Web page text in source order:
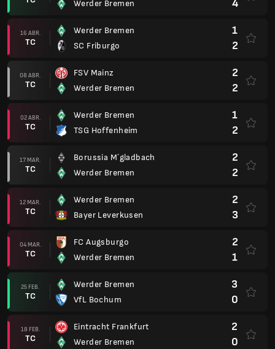
Werder Bremen
4
16 ABR.
TC
Werder Bremen
SC Friburgo
1
2
08 ABR.
TC
FSV Mainz
Werder Bremen
2
2
02 ABR.
TC
Werder Bremen
TSG Hoffenheim
1
2
17 MAR.
TC
Borussia M´gladbach
Werder Bremen
2
2
12 MAR.
TC
Werder Bremen
Bayer Leverkusen
2
3
04 MAR.
TC
FC Augsburgo
Werder Bremen
2
1
25 FEB.
TC
Werder Bremen
VfL Bochum
3
0
18 FEB.
TC
Eintracht Frankfurt
Werder Bremen
2
0